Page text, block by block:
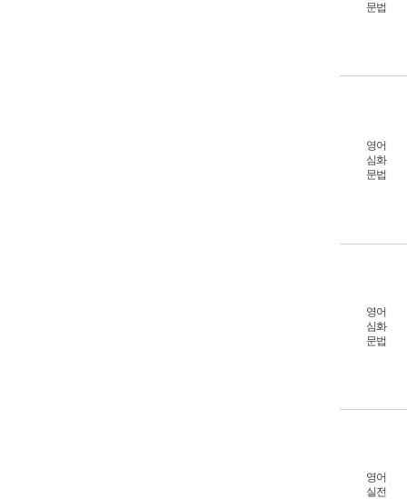
문법
영어
심화
문법
영어
심화
문법
영어
실전